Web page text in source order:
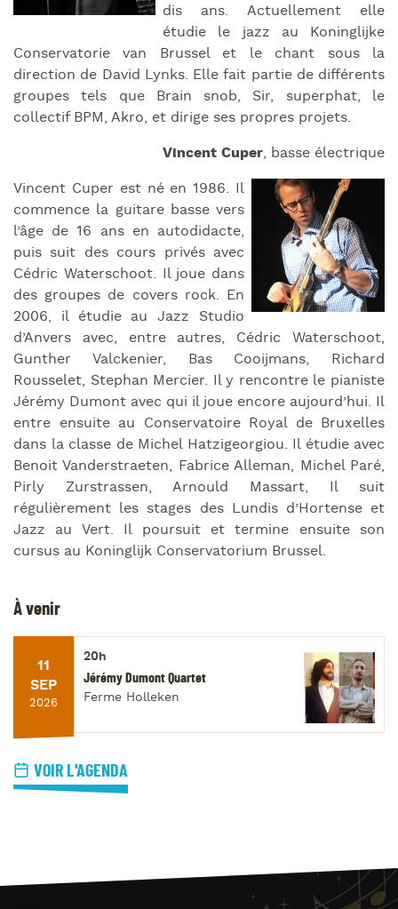
dis ans. Actuellement elle
étudie le jazz au Koninglijke
Conservatorie van Brussel et le chant sous la
direction de David Lynks. Elle fait partie de différents
groupes tels que Brain snob, Sir, superphat, le
collectif BPM, Akro, et dirige ses propres projets.
Vincent Cuper, basse électrique
Vincent Cuper est né en 1986. Il
commence la guitare basse vers
l’âge de 16 ans en autodidacte,
puis suit des cours privés avec
Cédric Waterschoot. Il joue dans
des groupes de covers rock. En
2006, il étudie au Jazz Studio
d’Anvers avec, entre autres, Cédric Waterschoot,
Gunther Valckenier, Bas Cooijmans, Richard
Rousselet, Stephan Mercier. Il y rencontre le pianiste
Jérémy Dumont avec qui il joue encore aujourd’hui. Il
entre ensuite au Conservatoire Royal de Bruxelles
dans la classe de Michel Hatzigeorgiou. Il étudie avec
Benoit Vanderstraeten, Fabrice Alleman, Michel Paré,
Pirly Zurstrassen, Arnould Massart, Il suit
régulièrement les stages des Lundis d’Hortense et
Jazz au Vert. Il poursuit et termine ensuite son
cursus au Koninglijk Conservatorium Brussel.
À venir
11
SEP
2026
20h
Jérémy Dumont Quartet
Ferme Holleken
VOIR L'AGENDA